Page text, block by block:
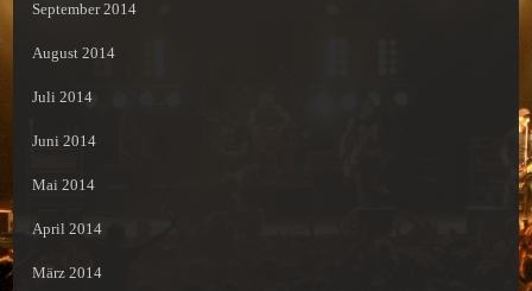
September 2014
August 2014
Juli 2014
Juni 2014
Mai 2014
April 2014
März 2014